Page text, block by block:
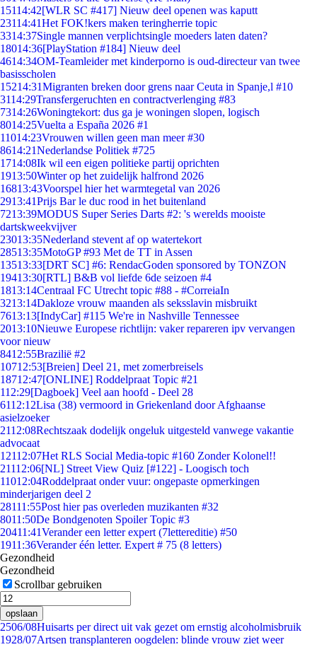
15114:42[WLR SC #417] Nieuw deel openen was kaputt
23114:41Het FOK!kers maken teringherrie topic
3314:37Single mannen verplichtsingle moeders laten daten?
18014:36[PlayStation #184] Nieuw deel
4614:34OM-Teamleider met kinderporno is oud-directeur van twee
basisscholen
15214:31Migranten breken door grens naar Ceuta in Spanje,l #10
3114:29Transfergeruchten en contractverlenging #83
7314:26Woningtekort: dus ga je woningen slopen, logisch
8014:25Vuelta a España 2026 #1
11014:23Vrouwen willen geen man meer #30
8614:21Nederlandse Politiek #725
1714:08Ik wil een eigen politieke partij oprichten
1913:50Winter op het zuidelijk halfrond 2026
16813:43Voorspel hier het warmtegetal van 2026
2913:41Prijs Bar le duc rood in het buitenland
7213:39MODUS Super Series Darts #2: 's werelds mooiste
dartskweekvijver
23013:35Nederland stevent af op watertekort
28513:35MotoGP #93 Met de TT in Assen
13513:33[DRT SC] #6: RendacGoden sponsored by TONZON
19413:30[RTL] B&B vol liefde 6de seizoen #4
1813:14Centraal FC Utrecht topic #88 - #CorreiaIn
3213:14Dakloze vrouw maanden als seksslavin misbruikt
7613:13[IndyCar] #115 We're in Nashville Tennessee
2013:10Nieuwe Europese richtlijn: vaker repareren ipv vervangen
voor nieuw
8412:55Brazilië #2
10712:53[Breien] Deel 21, met zomerbreisels
18712:47[ONLINE] Roddelpraat Topic #21
112:29[Dagboek] Veel aan hoofd - Deel 28
6112:12Lisa (38) vermoord in Griekenland door Afghaanse
asielzoeker
2112:08Rechtszaak dodelijk ongeluk uitgesteld vanwege vakantie
advocaat
12112:07Het RLS Social Media-topic #160 Zonder Kolonel!!
21112:06[NL] Street View Quiz [#122] - Loogisch toch
11012:04Roddelpraat onder vuur: ongepaste opmerkingen
minderjarigen deel 2
28111:55Post hier pas overleden muzikanten #32
8011:50De Bondgenoten Spoiler Topic #3
20411:41Verander een letter expert (7lettereditie) #50
1911:36Verander één letter. Expert # 75 (8 letters)
Gezondheid
Gezondheid
Scrollbar gebruiken
opslaan
2506/08Huisarts per direct uit vak gezet om ernstig alcoholmisbruik
1928/07Artsen transplanteren oogdelen: blinde vrouw ziet weer